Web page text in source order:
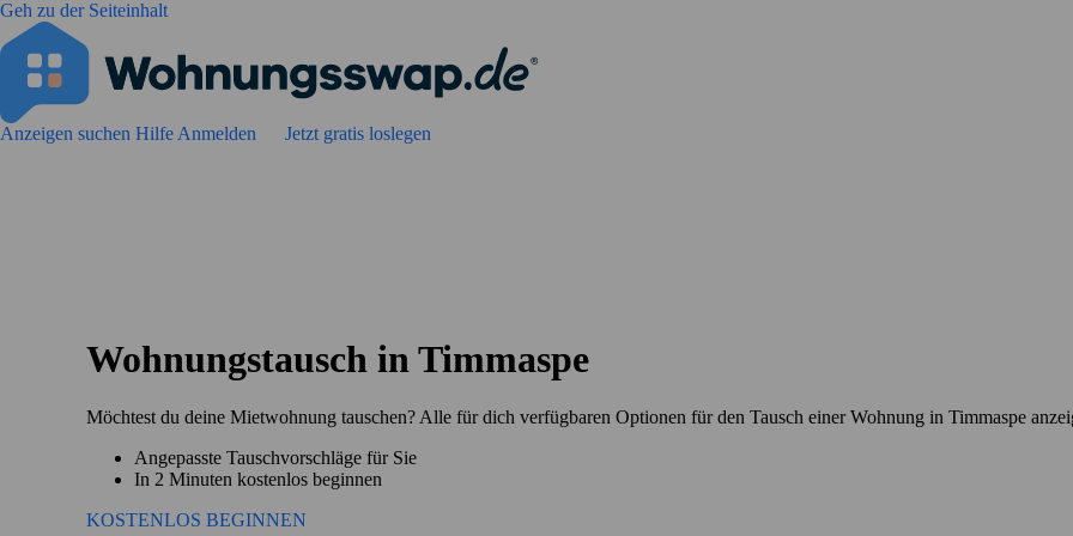
Geh zu der Seiteinhalt
Anzeigen suchen Hilfe Anmelden Jetzt gratis loslegen
Wohnungstausch in Timmaspe
Möchtest du deine Mietwohnung tauschen? Alle für dich verfügbaren Optionen für den Tausch einer Wohnung in Timmaspe
Angepasste Tauschvorschläge für Sie
In 2 Minuten kostenlos beginnen
KOSTENLOS BEGINNEN